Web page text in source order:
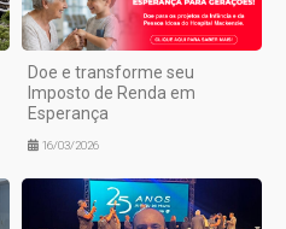
Doe e transforme seu
Imposto de Renda em
Esperança
16/03/2026